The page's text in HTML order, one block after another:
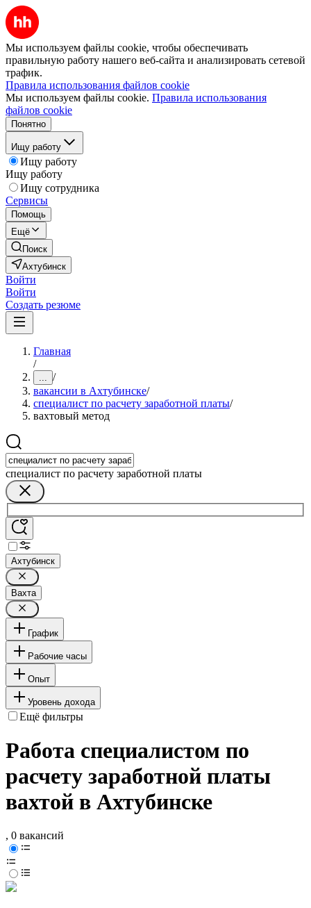
Мы используем файлы cookie, чтобы обеспечивать
правильную работу нашего веб-сайта и анализировать сетевой
трафик.
Правила использования файлов cookie
Мы используем файлы cookie. Правила использования
файлов cookie
Понятно
Ищу работу
Ищу работу
Ищу работу
Ищу сотрудника
Сервисы
Помощь
Ещё
Поиск
Ахтубинск
Войти
Войти
Создать резюме
Главная
/
... /
вакансии в Ахтубинске/
специалист по расчету заработной платы/
вахтовый метод
специалист по расчету заработной платы
Ахтубинск
Вахта
График
Рабочие часы
Опыт
Уровень дохода
Ещё фильтры
Работа специалистом по
расчету заработной платы
вахтой в Ахтубинске
, 0 вакансий